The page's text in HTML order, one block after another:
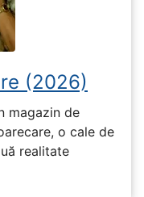
(2026)
magazin de
o cale de
realitate